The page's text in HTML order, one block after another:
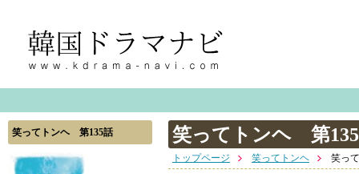
笑ってトンヘ 第135話 笑ってトンヘ 第
トップページ 笑ってトンヘ 笑っ